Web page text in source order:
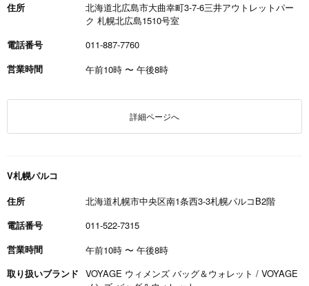
住所
北海道北広島市大曲幸町3-7-6三井アウトレットパー
ク 札幌北広島1510号室
電話番号
011-887-7760
営業時間
午前10時 〜 午後8時
詳細ページへ
V札幌パルコ
住所
北海道札幌市中央区南1条西3-3札幌パルコB2階
電話番号
011-522-7315
営業時間
午前10時 〜 午後8時
取り扱いブランド VOYAGE ウィメンズ バッグ＆ウォレット / VOYAGE